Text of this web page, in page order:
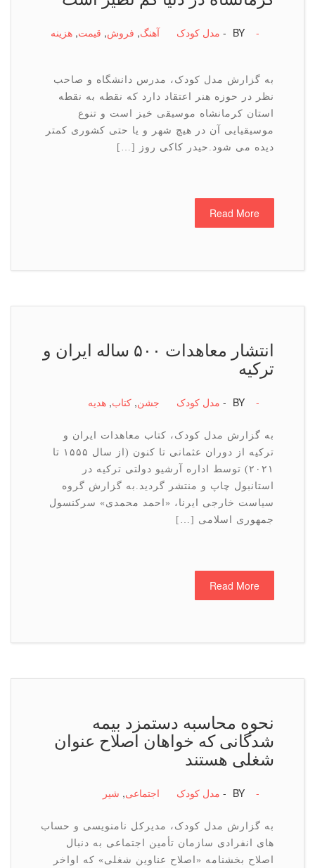
BY - مدل کودک آهنگ, فروش, قیمت, هزینه -
به گزارش مدل کودک، مدرس دانشگاه و صاحب
نظر در حوزه هنر اعتقاد دارد که نقطه به نقطه
استان کرمانشاه موسیقی خیز است و تنوع
موسیقیایی آن در هیچ شهر و یا حتی کشوری کمتر
دیده می شود.حیدر کاکی روز […]
Read More
انتشار معاهدات ۵۰۰ ساله ایران و
ترکیه
BY - مدل کودک جشن, كتاب, هدیه -
به گزارش مدل کودک، کتاب معاهدات ایران و
ترکیه از دوران عثمانی تا کنون (از سال ۱۵۵۵ تا
۲۰۲۱) توسط اداره آرشیو دولتی ترکیه در
استانبول چاپ و منتشر گردید.به گزارش گروه
سیاست خارجی ایرنا، «احمد محمدی» سرکنسول
جمهوری اسلامی […]
Read More
نحوه محاسبه دستمزد بیمه
شدگانی که خواهان اصلاح عنوان
شغلی هستند
BY - مدل کودک اجتماعی, شیر -
به گزارش مدل کودک، مدیرکل نامنویسی و حساب
های انفرادی سازمان تأمین اجتماعی به دنبال
اصلاح بخشنامه «اصلاح عناوین شغلی» که اواخر